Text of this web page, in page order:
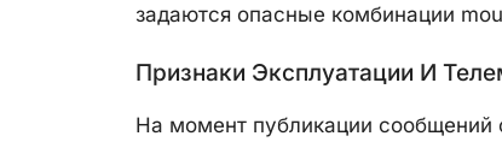
задаются опасные комбинации
Признаки Эксплуатации И
На момент публикации сообщений